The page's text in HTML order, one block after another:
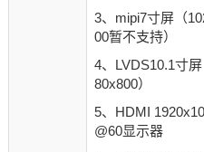
3、mipi7寸屏（
00暂不支持）
4、LVDS10.1寸
80x800）
5、HDMI
@60显示器